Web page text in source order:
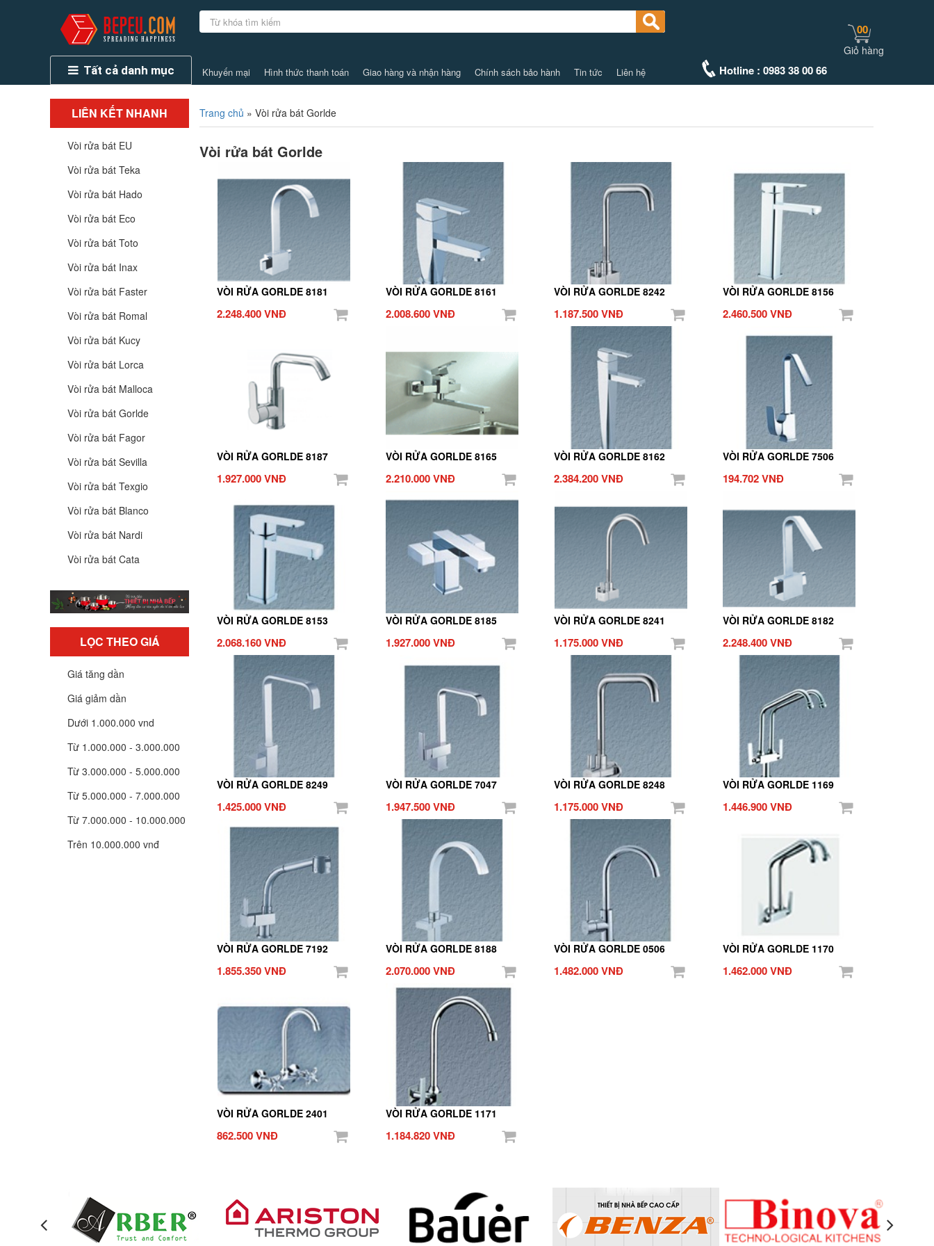
Tất cả danh mục Khuyến mại Hình thức thanh toán Giao hàng và nhận hàng Chính sách bảo hành Tin tức Liên hệ Hotline : 0983 38 00 66
00
Giỏ hàng
LIÊN KẾT NHANH
Vòi rửa bát EU
Vòi rửa bát Teka
Vòi rửa bát Hado
Vòi rửa bát Eco
Vòi rửa bát Toto
Vòi rửa bát Inax
Vòi rửa bát Faster
Vòi rửa bát Romal
Vòi rửa bát Kucy
Vòi rửa bát Lorca
Vòi rửa bát Malloca
Vòi rửa bát Gorlde
Vòi rửa bát Fagor
Vòi rửa bát Sevilla
Vòi rửa bát Texgio
Vòi rửa bát Blanco
Vòi rửa bát Nardi
Vòi rửa bát Cata
LỌC THEO GIÁ
Giá tăng dần
Giá giảm dần
Dưới 1.000.000 vnd
Từ 1.000.000 - 3.000.000
Từ 3.000.000 - 5.000.000
Từ 5.000.000 - 7.000.000
Từ 7.000.000 - 10.000.000
Trên 10.000.000 vnđ
Trang chủ » Vòi rửa bát Gorlde
Vòi rửa bát Gorlde
VÒI RỬA GORLDE 8181
2.248.400 VNĐ
VÒI RỬA GORLDE 8161
2.008.600 VNĐ
VÒI RỬA GORLDE 8242
1.187.500 VNĐ
VÒI RỬA GORLDE 8156
2.460.500 VNĐ
VÒI RỬA GORLDE 8187
1.927.000 VNĐ
VÒI RỬA GORLDE 8165
2.210.000 VNĐ
VÒI RỬA GORLDE 8162
2.384.200 VNĐ
VÒI RỬA GORLDE 7506
194.702 VNĐ
VÒI RỬA GORLDE 8153
2.068.160 VNĐ
VÒI RỬA GORLDE 8185
1.927.000 VNĐ
VÒI RỬA GORLDE 8241
1.175.000 VNĐ
VÒI RỬA GORLDE 8182
2.248.400 VNĐ
VÒI RỬA GORLDE 8249
1.425.000 VNĐ
VÒI RỬA GORLDE 7047
1.947.500 VNĐ
VÒI RỬA GORLDE 8248
1.175.000 VNĐ
VÒI RỬA GORLDE 1169
1.446.900 VNĐ
VÒI RỬA GORLDE 7192
1.855.350 VNĐ
VÒI RỬA GORLDE 8188
2.070.000 VNĐ
VÒI RỬA GORLDE 0506
1.482.000 VNĐ
VÒI RỬA GORLDE 1170
1.462.000 VNĐ
VÒI RỬA GORLDE 2401
862.500 VNĐ
VÒI RỬA GORLDE 1171
1.184.820 VNĐ